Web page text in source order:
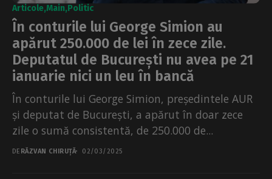
Articole Main Politic
În conturile lui George Simion au
apărut 250.000 de lei în zece zile.
Deputatul de București nu avea pe 21
ianuarie nici un leu în bancă
În conturile lui George Simion, președintele AUR
și deputat de București, a apărut în doar zece
zile o sumă consistentă, de 250.000 de...
DE RĂZVAN CHIRUȚĂ 02/03/2025